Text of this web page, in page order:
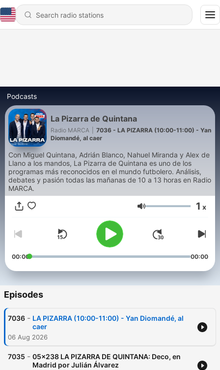
Podcasts
La Pizarra de Quintana
Radio MARCA
7036 - LA PIZARRA (10:00-11:00) - Yan
Diomandé, al caer
Con Miguel Quintana, Adrián Blanco, Nahuel Miranda y Alex de
Llano a los mandos, La Pizarra de Quintana es uno de los
programas más reconocidos en el mundo futbolero. Análisis,
debates y pasión todas las mañanas de 10 a 13 horas en Radio
MARCA.
Volume 1 x
00:00 00:00
Episodes
7036 - LA PIZARRA (10:00-11:00) - Yan Diomandé, al
caer
06 Aug 2026
7035 - 05x238 LA PIZARRA DE QUINTANA: Deco, en
Madrid por Julián Álvarez